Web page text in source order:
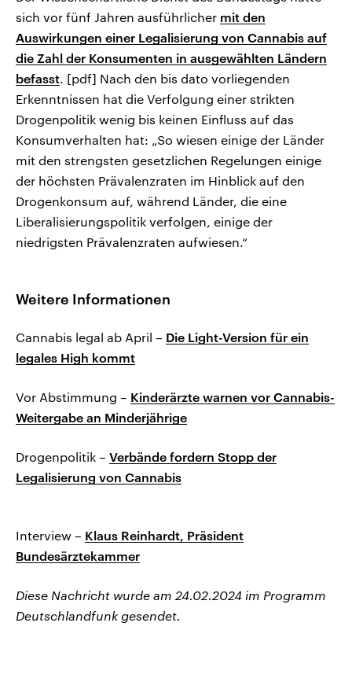
sich vor fünf Jahren ausführlicher mit den
Auswirkungen einer Legalisierung von Cannabis auf
die Zahl der Konsumenten in ausgewählten Ländern
befasst. [pdf] Nach den bis dato vorliegenden
Erkenntnissen hat die Verfolgung einer strikten
Drogenpolitik wenig bis keinen Einfluss auf das
Konsumverhalten hat: „So wiesen einige der Länder
mit den strengsten gesetzlichen Regelungen einige
der höchsten Prävalenzraten im Hinblick auf den
Drogenkonsum auf, während Länder, die eine
Liberalisierungspolitik verfolgen, einige der
niedrigsten Prävalenzraten aufwiesen.“
Weitere Informationen
Cannabis legal ab April – Die Light-Version für ein
legales High kommt
Vor Abstimmung – Kinderärzte warnen vor Cannabis-
Weitergabe an Minderjährige
Drogenpolitik – Verbände fordern Stopp der
Legalisierung von Cannabis
Interview – Klaus Reinhardt, Präsident
Bundesärztekammer
Diese Nachricht wurde am 24.02.2024 im Programm
Deutschlandfunk gesendet.